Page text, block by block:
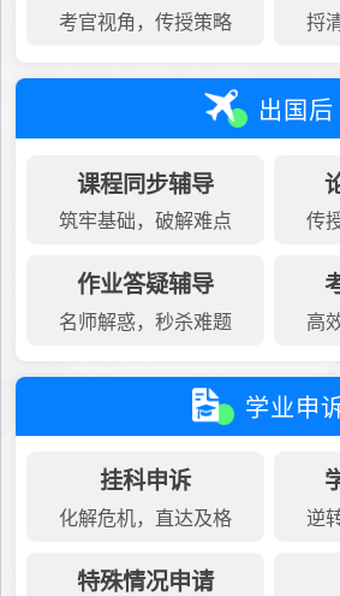
考官视角，传授策略 捋
出国后
课程同步辅导
筑牢基础，破解难点 传
作业答疑辅导
名师解惑，秒杀难题 高
学业申
挂科申诉
化解危机，直达及格 逆
特殊情况申请